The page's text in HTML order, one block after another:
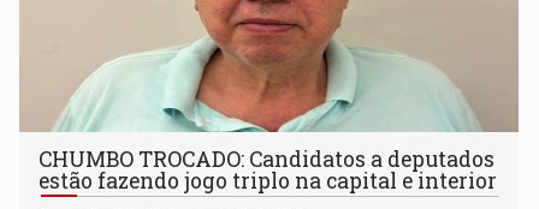
CHUMBO TROCADO: Candidatos a deputados
estão fazendo jogo triplo na capital e interior